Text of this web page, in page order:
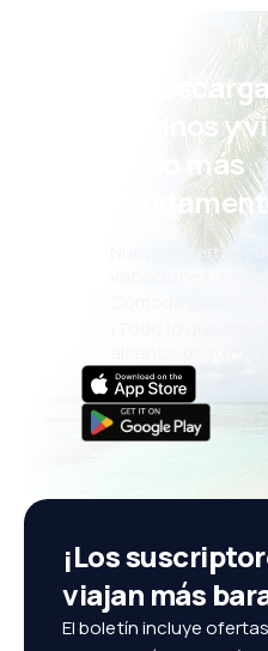
¡Eh!
eDestinos y
incluso más
Nuevas ofertas
vacaciones,
Cómoda gestión
¡Todo lo que
¡Los
viajan más
El boletín incluye